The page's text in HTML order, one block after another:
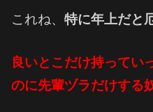
これね、 特に年上だと
良いとこだけ持ってい
のに先輩ヅラだけする